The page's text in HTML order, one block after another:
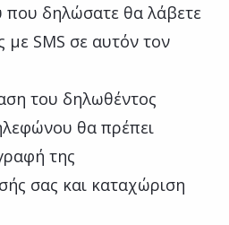
που δηλώσατε θα λάβετε
με SMS σε αυτόν τον
του δηλωθέντος
θα πρέπει
της
σας και καταχώριση